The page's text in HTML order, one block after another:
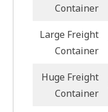
Container
Large Freight
Container
Huge Freight
Container